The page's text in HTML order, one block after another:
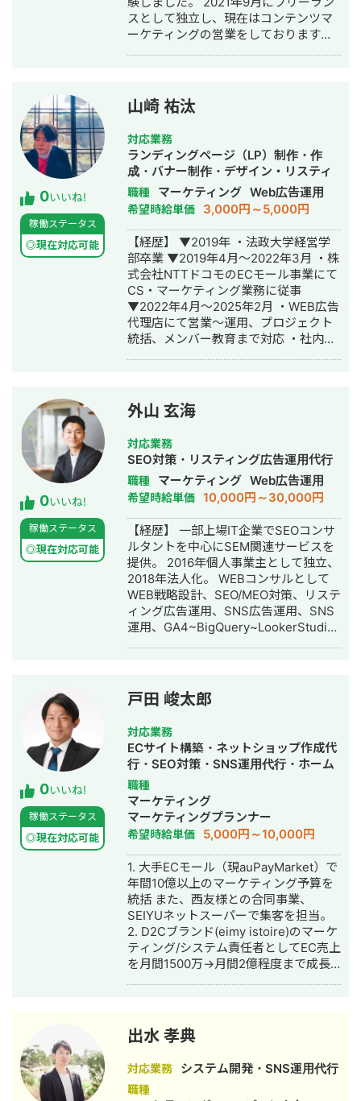
析・CRM AI活用 【経歴】 2015年から
芸能・イベント業界でキャリアをスタ
ートし、2018年よりWebマーケティン
グの世界へ。2021年にフリーランスと
事業の立ち上げから既存事業の改善ま
で、幅広いニーズにお応えしてきまし
た。 【私が選ばれる理由】 ・多様な業
界での経験：EC、スクール、エンター
テインメント、BtoBなど、幅広い業界
での実績があります。 ・統合的なアプ
ローチ：戦略設計から実行、分析まで
一貫して担当できるため、効率的かつ
効果的なマーケティングを実現しま
す。 ・成果へのコミットメント：クラ
イアント様の目標達成に全力を尽くし
ます。 ・最新トレンドへの精通：常に
最新のマーケティング手法やツールを
キャッチアップし、効果的な戦略を立
案します。 ・最新AI活用：Codex・
Claude Code・Geminiを活用した社内
の業務効率化をご提案します。 あなた
ださい。 初回カウンセリングでは、現
状の課題や目標をお伺いし、具体的な
改善案をご提案いたします。 一緒に、
あなたのビジネスを次のステージへ導
きましょう。
スとして独立し、現在はコンテンツマ
ーケティングの営業をしております。
応可能です。（ディレクターの方が歴
としては長いです） 過去のお仕事を一
部ご紹介します。 メドピア社の医療機
関支援グループにて、医師向けセミナ
ーの集客及び運営ディレクション、某
保険会社の医師向け広告をメインの案
件として担当しました。 マイナビ社で
は自社のBtoBマーケティング担当を務
め、コンテンツ企画含むオウンドメデ
ィアの運用、MA（マルケト）の運用、
事業部主導の書籍のディレクションな
どを行いました。 イノーバ社ではコン
テンツマーケティングディレクターを
担当し、BtoB案件を中心にコンテンツ
マーケティング企画～運用を40社以上
支援しました。 素早いレスポンスと丁
寧な進行を心がけております。 ご興味
0いいね!
稼働ステータス
◎現在対応可能
山崎 祐汰
対応業務
ランディングページ（LP）制作・作
成・バナー制作・デザイン・リスティ
ング広告運用代行
職種 マーケティング Web広告運用
希望時給単価 3,000円～5,000円
【経歴】 ▼2019年 ・法政大学経営学
部卒業 ▼2019年4月～2022年3月 ・株
式会社NTTドコモのECモール事業にて
CS・マーケティング業務に従事
▼2022年4月～2025年2月 ・WEB広告
代理店にて営業～運用、プロジェクト
統括、メンバー教育まで対応 ・社内最
広告成 果の改善に従事 ▼2025年3月～
・フリーランスとして独立 ・WEB広告
運用を中心にWEBマーケティング支援
に従事 ・マーケティング業務への生成
AI活用に関する研修やコンサルティン
グも実施中
0いいね!
稼働ステータス
◎現在対応可能
外山 玄海
対応業務
SEO対策・リスティング広告運用代行
職種 マーケティング Web広告運用
希望時給単価 10,000円～30,000円
【経歴】 一部上場IT企業でSEOコンサ
ルタントを中心にSEM関連サービスを
提供。 2016年個人事業主として独立、
2018年法人化。 WEBコンサルとして
WEB戦略設計、SEO/MEO対策、リステ
ィング広告運用、SNS広告運用、SNS
運用、GA4~BigQuery~LookerStudio
り、領域毎に担当を分けています。
【実績】 ・SEO実績累計70社以上 ・
MEO実績累計2000社以上 ・WEB広告
実績累計160社以上 ・SNS運用実績累
計150社以上 ・GA4導入実績累計50社
以上 ・BigQuery導入実績累計30社以
上 【SEO実績一覧】 対応領域(内部
SEO/外部SEO/コンテンツSEO※いずれ
もコンサル~ディレクション~実装まで
対応可、リニューアルや新規サイト立
ち上げ時のSEOも可、規模感は小規模~
大規模サイトまで経験あり) ・EC(アパ
レル50社以上/フラワーショップ/作業
用品/印刷通販/業務用品/オフィス家具)
・エンタメ(メディアサイト/音楽配信サ
イト) ・HR,採用,求人系(求人広告メデ
ィア/採用代行) ・美容（医療脱毛/美容
整形） ・不動産(ポータルサイト/レン
タルオフィスのポータルサイト/レンタ
サイト） ・メーカー系（電子部品メー
カー） ・セキュリティ会社 ・家事代行
・老人ホームポータルサイト ・合宿免
許ポータルサイト ・墓石、石材、霊園
・ショッピングモール ・飲食チェーン
0いいね!
稼働ステータス
◎現在対応可能
戸田 峻太郎
対応業務
ECサイト構築・ネットショップ作成代
行・SEO対策・SNS運用代行・ホーム
ページ制作・作成・リスティング広告
運用代行
職種
マーケティング
マーケティングプランナー
希望時給単価 5,000円～10,000円
1. 大手ECモール（現auPayMarket）で
年間10億以上のマーケティング予算を
統括 また、西友様との合同事業、
SEIYUネットスーパーで集客を担当。
2. D2Cブランド(eimy istoire)のマーケ
ティング/システム責任者としてEC売上
を月間1500万→月間2億程度まで成長
としたマスマーケ 両面を組み合わせ
マーケティングを実施 独立後はECコン
サルとして ・ECコンサル（集客～
CRM全般） ・ECへのAI活用 ・AI顧問
を実施
出水 孝典
対応業務 システム開発・SNS運用代行
職種